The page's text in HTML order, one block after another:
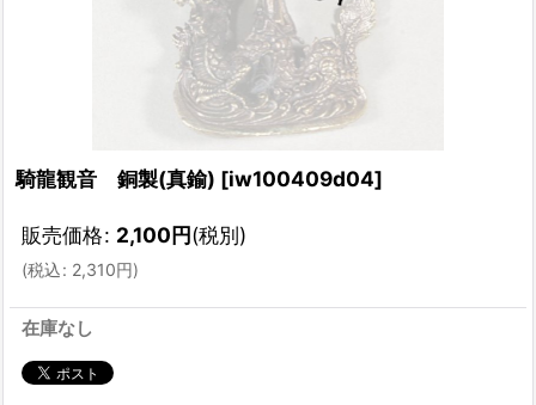
騎龍観音 銅製(真鍮) [iw100409d04]
販売価格: 2,100円(税別)
(税込: 2,310円)
在庫なし